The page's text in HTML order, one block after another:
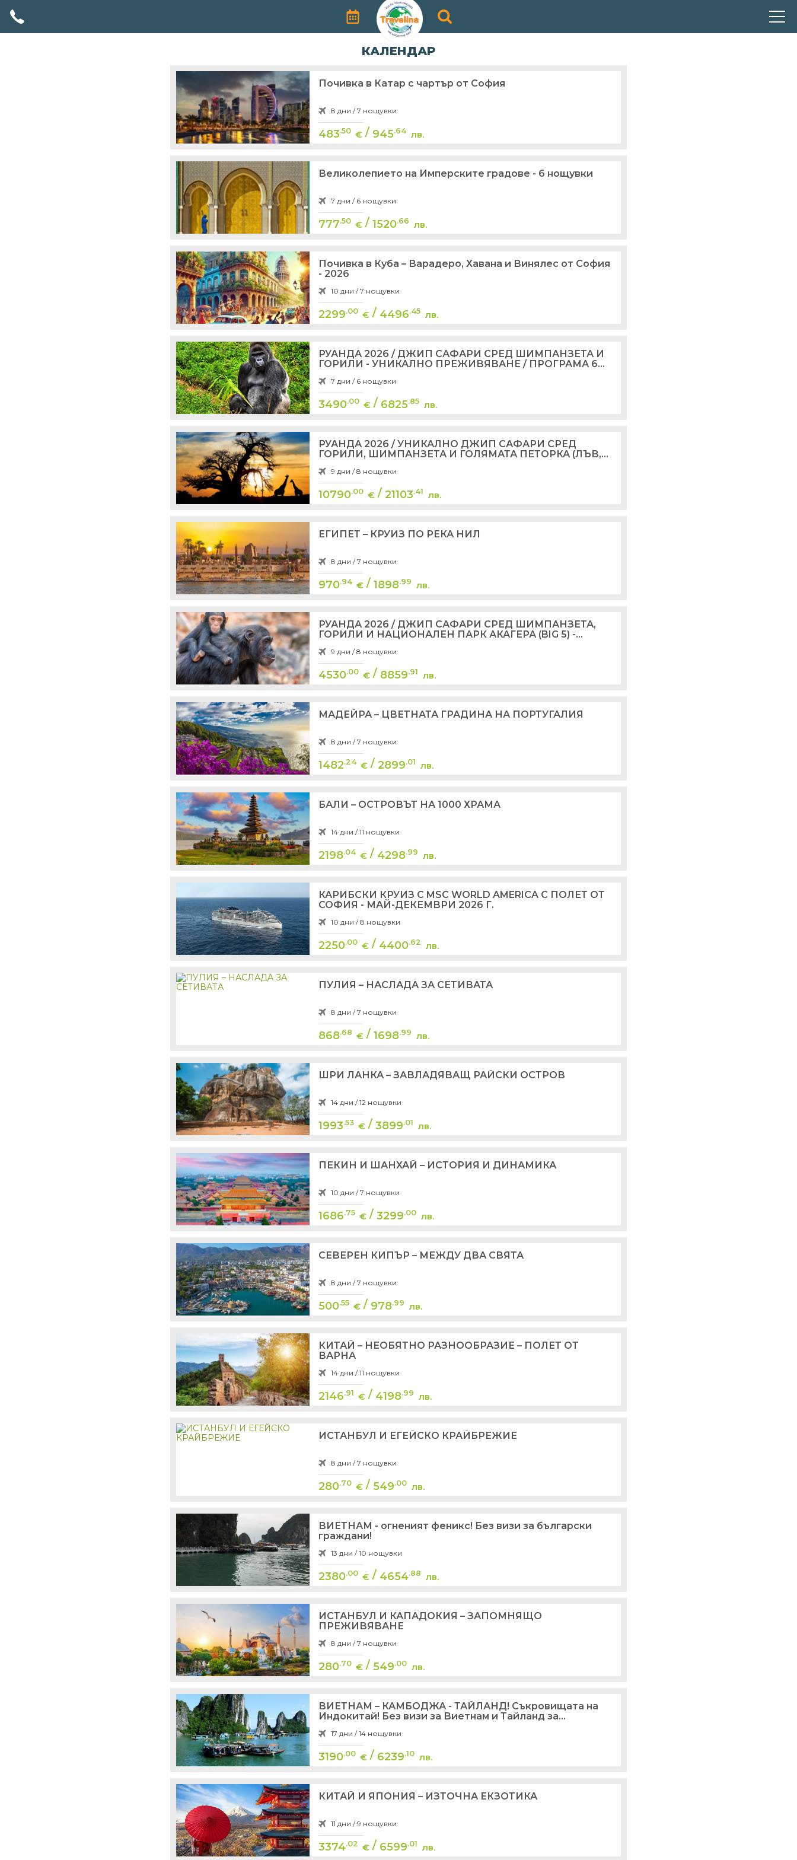
КАЛЕНДАР
Почивка в Катар с чартър от София
8 дни / 7 нощувки
483.50 € / 945.64 лв.
Великолепието на Имперските градове - 6 нощувки
7 дни / 6 нощувки
777.50 € / 1520.66 лв.
Почивка в Куба – Варадеро, Хавана и Винялес от София
- 2026
10 дни / 7 нощувки
2299.00 € / 4496.45 лв.
РУАНДА 2026 / ДЖИП САФАРИ СРЕД ШИМПАНЗЕТА И
ГОРИЛИ - УНИКАЛНО ПРЕЖИВЯВАНЕ / ПРОГРАМА 6
7 дни / 6 нощувки
3490.00 € / 6825.85 лв.
РУАНДА 2026 / УНИКАЛНО ДЖИП САФАРИ СРЕД
ГОРИЛИ, ШИМПАНЗЕТА И ГОЛЯМАТА ПЕТОРКА (ЛЪВ,
9 дни / 8 нощувки
10790.00 € / 21103.41 лв.
ЕГИПЕТ – КРУИЗ ПО РЕКА НИЛ
8 дни / 7 нощувки
970.94 € / 1898.99 лв.
РУАНДА 2026 / ДЖИП САФАРИ СРЕД ШИМПАНЗЕТА,
ГОРИЛИ И НАЦИОНАЛЕН ПАРК АКАГЕРА (BIG 5) -
9 дни / 8 нощувки
4530.00 € / 8859.91 лв.
МАДЕЙРА – ЦВЕТНАТА ГРАДИНА НА ПОРТУГАЛИЯ
8 дни / 7 нощувки
1482.24 € / 2899.01 лв.
БАЛИ – ОСТРОВЪТ НА 1000 ХРАМА
14 дни / 11 нощувки
2198.04 € / 4298.99 лв.
КАРИБСКИ КРУИЗ С MSC WORLD AMERICA С ПОЛЕТ ОТ
СОФИЯ - МАЙ-ДЕКЕМВРИ 2026 Г.
10 дни / 8 нощувки
2250.00 € / 4400.62 лв.
ПУЛИЯ – НАСЛАДА ЗА СЕТИВАТА
8 дни / 7 нощувки
868.68 € / 1698.99 лв.
ШРИ ЛАНКА – ЗАВЛАДЯВАЩ РАЙСКИ ОСТРОВ
14 дни / 12 нощувки
1993.53 € / 3899.01 лв.
ПЕКИН И ШАНХАЙ – ИСТОРИЯ И ДИНАМИКА
10 дни / 7 нощувки
1686.75 € / 3299.00 лв.
СЕВЕРЕН КИПЪР – МЕЖДУ ДВА СВЯТА
8 дни / 7 нощувки
500.55 € / 978.99 лв.
КИТАЙ – НЕОБЯТНО РАЗНООБРАЗИЕ – ПОЛЕТ ОТ
ВАРНА
14 дни / 11 нощувки
2146.91 € / 4198.99 лв.
ИСТАНБУЛ И ЕГЕЙСКО КРАЙБРЕЖИЕ
8 дни / 7 нощувки
280.70 € / 549.00 лв.
ВИЕТНАМ - огненият феникс! Без визи за български
граждани!
13 дни / 10 нощувки
2380.00 € / 4654.88 лв.
ИСТАНБУЛ И КАПАДОКИЯ – ЗАПОМНЯЩО
ПРЕЖИВЯВАНЕ
8 дни / 7 нощувки
280.70 € / 549.00 лв.
ВИЕТНАМ – КАМБОДЖА - ТАЙЛАНД! Съкровищата на
Индокитай! Без визи за Виетнам и Тайланд за
български граждани
17 дни / 14 нощувки
3190.00 € / 6239.10 лв.
КИТАЙ И ЯПОНИЯ – ИЗТОЧНА ЕКЗОТИКА
11 дни / 9 нощувки
3374.02 € / 6599.01 лв.